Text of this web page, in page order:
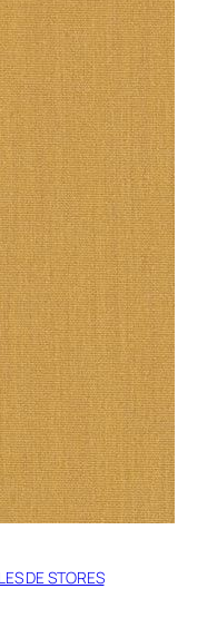
DE STORES